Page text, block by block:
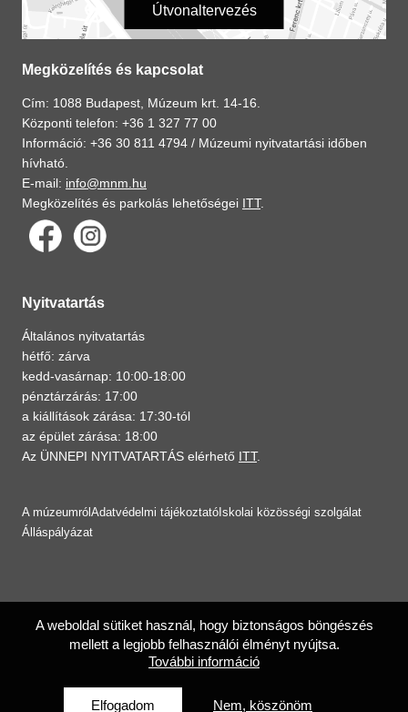
Útvonaltervezés
Megközelítés és kapcsolat
Cím: 1088 Budapest, Múzeum krt. 14-16.
Központi telefon: +36 1 327 77 00
Információ: +36 30 811 4794 / Múzeumi nyitvatartási időben
hívható.
E-mail: info@mnm.hu
Megközelítés és parkolás lehetőségei ITT.
Nyitvatartás
Általános nyitvatartás
hétfő: zárva
kedd-vasárnap: 10:00-18:00
pénztárzárás: 17:00
a kiállítások zárása: 17:30-tól
az épület zárása: 18:00
Az ÜNNEPI NYITVATARTÁS elérhető ITT.
A múzeumról Adatvédelmi tájékoztató Iskolai közösségi szolgálat
Álláspályázat
A weboldal sütiket használ, hogy biztonságos böngészés
mellett a legjobb felhasználói élményt nyújtsa.
További információ
Elfogadom Nem, köszönöm